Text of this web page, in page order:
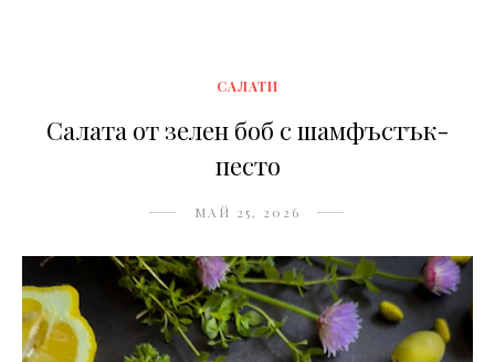
САЛАТИ
Салата от зелен боб с шамфъстък-
песто
МАЙ 25, 2026